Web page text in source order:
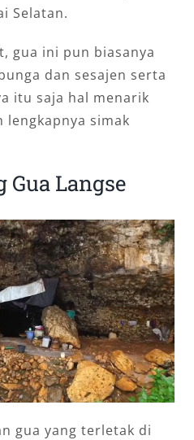
Selatan.
gua ini pun biasanya
dan sesajen serta
itu saja hal menarik
simak
Gua Langse
gua yang terletak di